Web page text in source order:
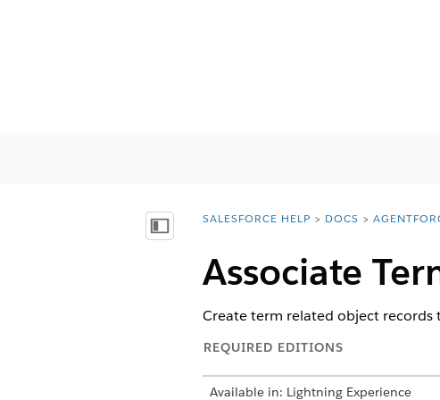
Mostrar índiceYou are here:
SALESFORCE HELP DOCS
Associate
Create term related object
REQUIRED EDITIONS
Available in: Lightning Experience